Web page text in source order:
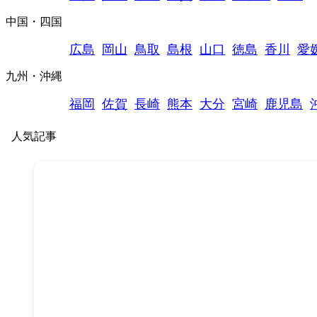
中国・四国
広島 岡山 鳥取 島根 山口 徳島 香川 愛
九州・沖縄
福岡 佐賀 長崎 熊本 大分 宮崎 鹿児島
人気記事